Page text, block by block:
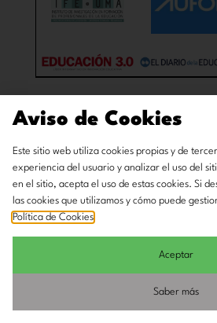
Aviso de Cookies
Este sitio web utiliza cookies propias y de
experiencia del usuario y analizar el uso del
en el sitio, acepta el uso de estas cookies. Si
las cookies que utilizamos y cómo puede
Política de Cookies
Aceptar
Saber más